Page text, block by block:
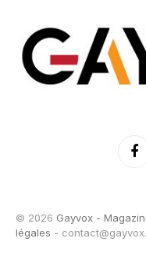
© 2026 Gayvox -
légales -